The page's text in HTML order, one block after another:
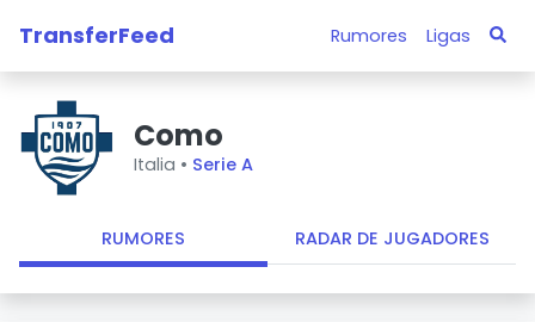
TransferFeed Rumores Ligas
Como
Italia • Serie A
RUMORES RADAR DE JUGADORES